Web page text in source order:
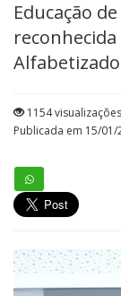
Educação
1154 visualizações
Publicada em 15/01/